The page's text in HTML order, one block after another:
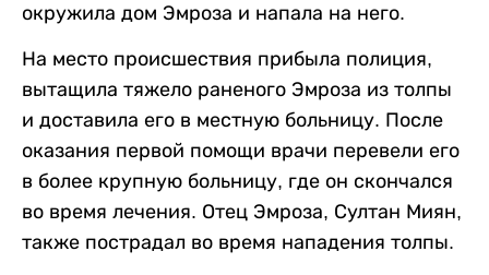
окружила дом Эмроза и напала на него.
На место происшествия прибыла полиция,
вытащила тяжело раненого Эмроза из толпы
и доставила его в местную больницу. После
оказания первой помощи врачи перевели его
в более крупную больницу, где он скончался
во время лечения. Отец Эмроза, Султан Миян,
также пострадал во время нападения толпы.